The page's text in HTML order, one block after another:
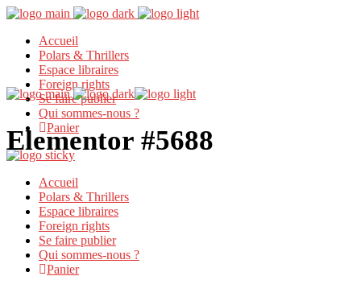
Accueil
Polars & Thrillers
Espace libraires
Foreign rights
Se faire publier
Qui sommes-nous ?
Panier
Accueil
Polars & Thrillers
Espace libraires
Foreign rights
Se faire publier
Qui sommes-nous ?
Panier
Elementor #5688